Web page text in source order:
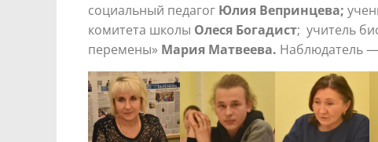
социальный педагог Юлия Вепринцева;
комитета школы Олеся Богадист; учитель
перемены» Мария Матвеева. Наблюдатель —